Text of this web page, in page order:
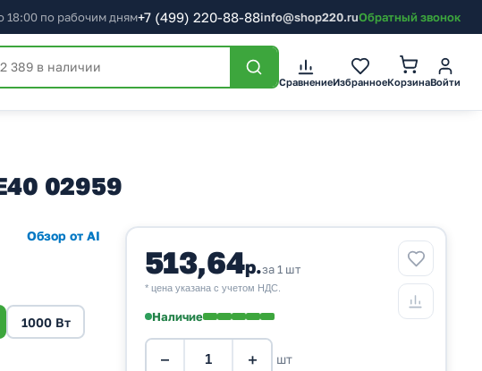
18:00 по рабочим дням+7 (499) 220-88-88info@shop220.ruОбратный звонок
СравнениеИзбранноеКорзинаВойти
02959
Обзор от AI
1000 Вт
513,64р.за 1 шт
* цена указана с учетом НДС.
Наличие
− + шт